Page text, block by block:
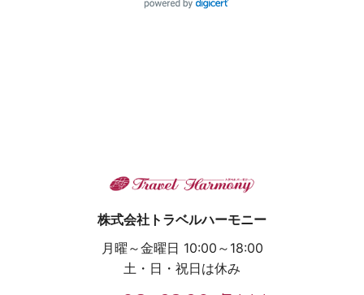
株式会社トラベルハーモニー
月曜～金曜日 10:00～18:00
土・日・祝日は休み